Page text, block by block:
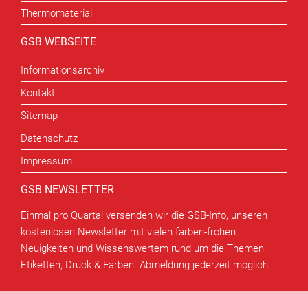
Thermomaterial
GSB WEBSEITE
Informationsarchiv
Kontakt
Sitemap
Datenschutz
Impressum
GSB NEWSLETTER
Einmal pro Quartal versenden wir die GSB-Info, unseren
kostenlosen Newsletter mit vielen farben-frohen
Neuigkeiten und Wissenswertem rund um die Themen
Etiketten, Druck & Farben. Abmeldung jederzeit möglich.